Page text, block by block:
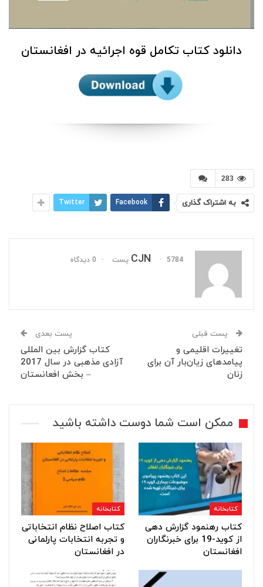
دانلود کتاب تکامل قوه اجرائیه در افغانستان
283
به اشتراک گذاری Facebook
Twitter
CJN 5784 پست 0 دیدگاه
پست قبلی
تغییرات اقلیمی و
پیامدهای زیان‌بار آن برای
زنان
پست بعدی
کتاب گزارش بین المللی
آزادی مذهبی در سال 2017
– بخش افعانستان
ممکن است شما دوست داشته باشید
کتابخانه
کتاب رهنمود گزارش دهی
از کوید-19 برای خبرنگاران
افغانستان
کتابخانه
کتاب اصلاح نظام انتخاباتی
و تجربه انتخابات پارلمانی
در افغانستان